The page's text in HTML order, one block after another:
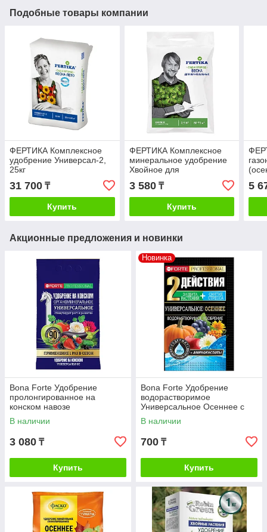
Подобные товары компании
ФЕРТИКА Комплексное
удобрение Универсал-2,
25кг
31 700 ₸
Купить
ФЕРТИКА Комплексное
минеральное удобрение
Хвойное для
вечнозеленых (весна-
лето), 2,5/5/10/25кг
3 580₸
Купить
5
Акционные предложения и новинки
Bona Forte Удобрение
пролонгированное на
конском навозе
Универсальное, 2кг
В наличии
3 080 ₸
Купить
Новинка
Bona Forte Удобрение
водорастворимое
Универсальное Осеннее с
аминокислотами, 100г
В наличии
700 ₸
Купить